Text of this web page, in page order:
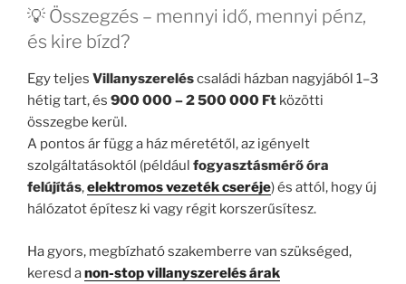
💡 Összegzés – mennyi idő, mennyi pénz,
és kire bízd?
Egy teljes Villanyszereléscsaládi házban nagyjából 1–3
hétig tart, és 900 000 – 2 500 000 Ft közötti
összegbe kerül.
A pontos ár függ a ház méretétől, az igényelt
szolgáltatásoktól (például fogyasztásmérő óra
felújítás,elektromos vezeték cseréje) és attól, hogy új
hálózatot építesz ki vagy régit korszerűsítesz.
Ha gyors, megbízható szakemberre van szükséged,
keresd anon-stop villanyszerelés árak